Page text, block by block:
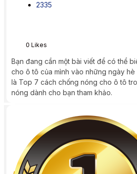
2335
0 Likes
Bạn đang cần một bài viết để có thể
cho ô tô của mình vào những ngày
là Top 7 cách chống nóng cho ô tô
nóng dành cho bạn tham khảo.